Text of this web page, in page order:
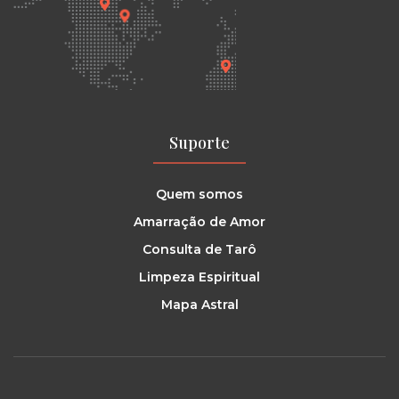
Suporte
Quem somos
Amarração de Amor
Consulta de Tarô
Limpeza Espiritual
Mapa Astral